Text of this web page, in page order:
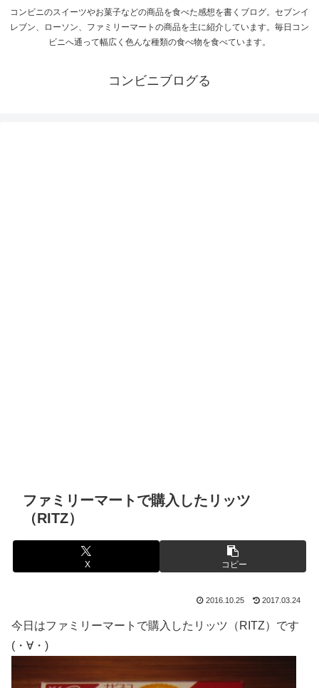
コンビニのスイーツやお菓子などの商品を食べた感想を書くブログ。セブンイ
レブン、ローソン、ファミリーマートの商品を主に紹介しています。毎日コン
ビニへ通って幅広く色んな種類の食べ物を食べています。
コンビニブログる
ファミリーマートで購入したリッツ
（RITZ）
X コピー
2016.10.25 2017.03.24
今日はファミリーマートで購入したリッツ（RITZ）です
(・∀・)